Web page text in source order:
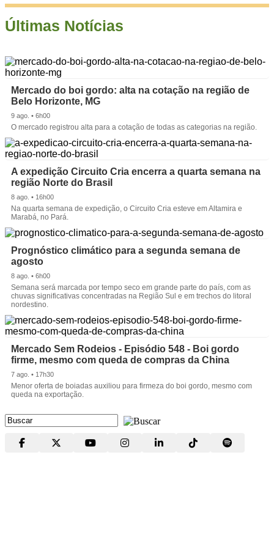
Últimas Notícias
Mercado do boi gordo: alta na cotação na região de
Belo Horizonte, MG
9 ago. • 6h00
O mercado registrou alta para a cotação de todas as categorias na região.
A expedição Circuito Cria encerra a quarta semana na
região Norte do Brasil
8 ago. • 16h00
Na quarta semana de expedição, o Circuito Cria esteve em Altamira e
Marabá, no Pará.
Prognóstico climático para a segunda semana de
agosto
8 ago. • 6h00
Semana será marcada por tempo seco em grande parte do país, com as
chuvas significativas concentradas na Região Sul e em trechos do litoral
nordestino.
Mercado Sem Rodeios - Episódio 548 - Boi gordo
firme, mesmo com queda de compras da China
7 ago. • 17h30
Menor oferta de boiadas auxiliou para firmeza do boi gordo, mesmo com
queda na exportação.